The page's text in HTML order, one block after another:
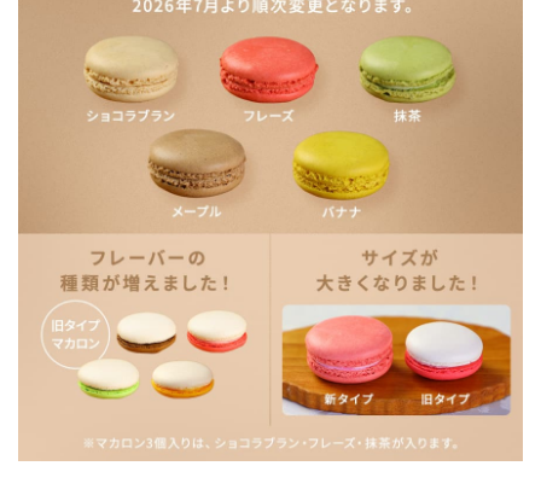
退職・異動の挨拶におすすめのお菓子ギ
フト5選